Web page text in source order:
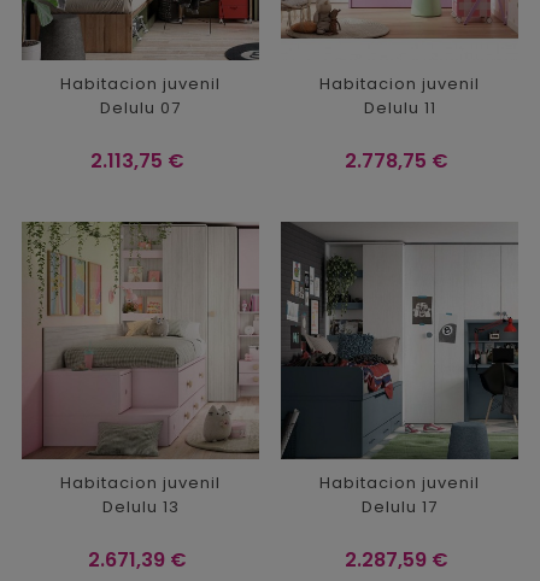
Habitacion juvenil
Delulu 07
Precio
2.113,75 €
Habitacion juvenil
Delulu 11
Precio
2.778,75 €
Habitacion juvenil
Delulu 13
Precio
2.671,39 €
Habitacion juvenil
Delulu 17
Precio
2.287,59 €